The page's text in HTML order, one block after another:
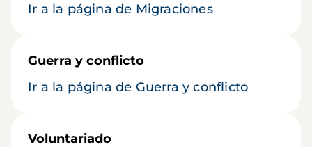
Ir a la página de Migraciones
Guerra y conflicto
Ir a la página de Guerra y conflicto
Voluntariado